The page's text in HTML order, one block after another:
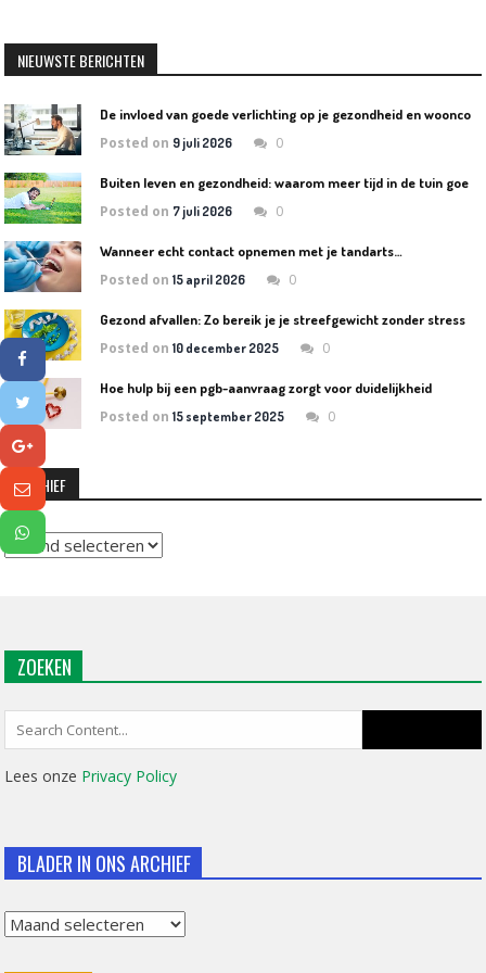
NIEUWSTE BERICHTEN
Posted on 9 juli 2026 0
Posted on 7 juli 2026 0
Wanneer echt contact opnemen met je tandarts…
Posted on15 april 2026 0
Gezond afvallen: Zo bereik je je streefgewicht zonder stress
Posted on10 december 2025 0
Hoe hulp bij een pgb-aanvraag zorgt voor duidelijkheid
Posted on15 september 2025 0
ARCHIEF
Archief
ZOEKEN
Lees onze Privacy Policy
BLADER IN ONS ARCHIEF
Blader